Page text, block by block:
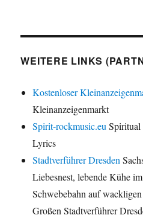
WEITERE LINKS
Kostenloser
Kleinanzeigenmarkt
Spirit-rockmusic.euSpiritual
Lyrics
Stadtverführer Dresden
Liebesnest, lebende Kühe
Schwebebahn auf
Großen Stadtverführer